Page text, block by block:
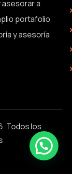
asesorar a
portafolio
y asesoría
Todos los